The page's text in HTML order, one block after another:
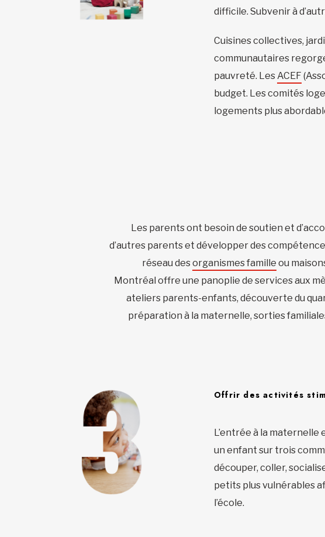
difficile. Subvenir à
Cuisines collectives,
communautaires
pauvreté. LesACEF
budget. Les comités
logements plus
Les parents ont besoin de soutien et
d’autres parents et développer des
réseau desorganismes famille ou
Montréal offre une panoplie de services aux
ateliers parents-enfants, découverte du
préparation à la maternelle, sorties
Offrir des activités
L’entrée à la maternelle
un enfant sur trois
découper, coller,
petits plus vulnérables
l’école.